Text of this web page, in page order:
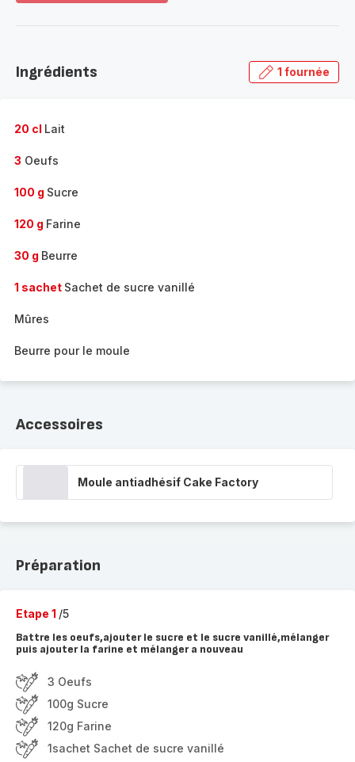
gamme
Ingrédients 1 fournée
20 cl Lait
3 Oeufs
100 g Sucre
120 g Farine
30 g Beurre
1 sachet Sachet de sucre vanillé
Mûres
Beurre pour le moule
Accessoires
Moule antiadhésif Cake Factory
Préparation
Etape 1 /5
Battre les oeufs,ajouter le sucre et le sucre vanillé,mélanger
puis ajouter la farine et mélanger a nouveau
3 Oeufs
100g Sucre
120g Farine
1sachet Sachet de sucre vanillé